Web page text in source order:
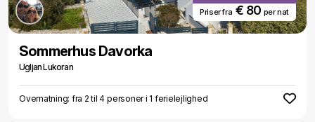
Priser fra€ 80 per nat
Sommerhus Davorka
Ugljan Lukoran
Overnatning: fra 2 til 4 personer i 1 ferielejlighed